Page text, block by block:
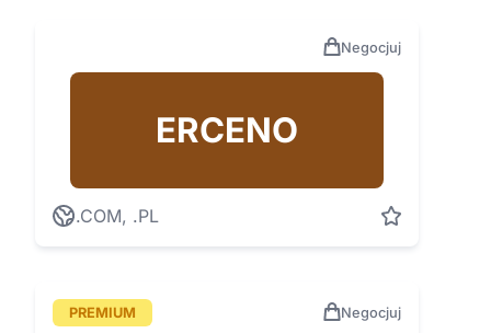
Negocjuj
ERCENO
.COM, .PL
PREMIUM Negocjuj